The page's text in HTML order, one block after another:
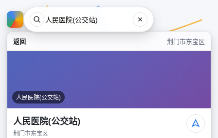
返回 荆门市东宝区
人民医院(公交站)
人民医院(公交站)
荆门市东宝区